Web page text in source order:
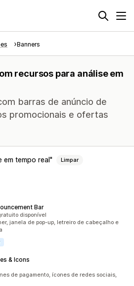
Banners
recursos para análise em
barras de anúncio de
promocionais e ofertas
em tempo real Limpar
Bar
disponível
janela de pop-up, letreiro de cabeçalho e
& Icons
de pagamento, ícones de redes sociais,